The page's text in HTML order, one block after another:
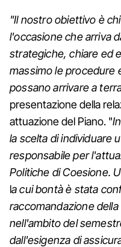
"Il nostro obiettivo è
l'occasione che arriva
strategiche, chiare ed
massimo le procedure
possano arrivare a
presentazione della
attuazione del Piano. "
la scelta di individuare
responsabile per
Politiche di Coesione.
la cui bontà è stata
raccomandazione
nell'ambito del
dall'esigenza di